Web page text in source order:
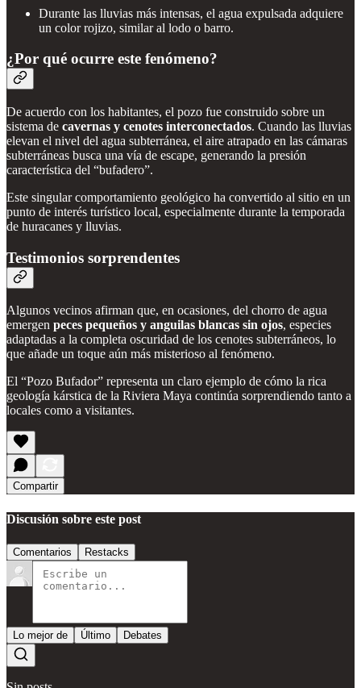
Durante las lluvias más intensas, el agua expulsada adquiere
un color rojizo, similar al lodo o barro.
¿Por qué ocurre este fenómeno?
De acuerdo con los habitantes, el pozo fue construido sobre un
sistema de cavernas y cenotes interconectados. Cuando las lluvias
elevan el nivel del agua subterránea, el aire atrapado en las cámaras
subterráneas busca una vía de escape, generando la presión
característica del “bufadero”.
Este singular comportamiento geológico ha convertido al sitio en un
punto de interés turístico local, especialmente durante la temporada
de huracanes y lluvias.
Testimonios sorprendentes
Algunos vecinos afirman que, en ocasiones, del chorro de agua
emergen peces pequeños y anguilas blancas sin ojos, especies
adaptadas a la completa oscuridad de los cenotes subterráneos, lo
que añade un toque aún más misterioso al fenómeno.
El “Pozo Bufador” representa un claro ejemplo de cómo la rica
geología kárstica de la Riviera Maya continúa sorprendiendo tanto a
locales como a visitantes.
Compartir
Discusión sobre este post
Comentarios Restacks
Lo mejor de Último Debates